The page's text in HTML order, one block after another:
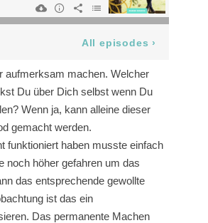
aufmerksam machen. Welcher
Du über Dich selbst wenn Du
Wenn ja, kann alleine dieser
gemacht werden.
funktioniert haben musste einfach
noch höher gefahren um das
das entsprechende gewollte
ist das ein
Das permanente Machen